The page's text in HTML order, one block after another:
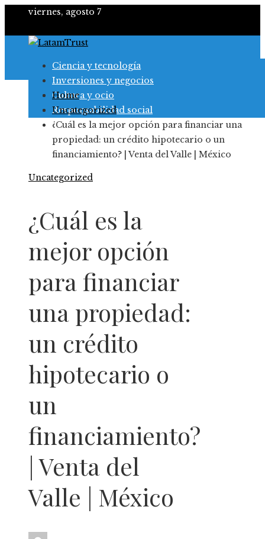
viernes, agosto 7
Ciencia y tecnología
Inversiones y negocios
Cultura y ocio
Responsabilidad social
Home
Uncategorized
¿Cuál es la mejor opción para financiar una
propiedad: un crédito hipotecario o un
financiamiento? | Venta del Valle | México
Uncategorized
¿Cuál es la
mejor opción
para financiar
una propiedad:
un crédito
hipotecario o
un
financiamiento?
| Venta del
Valle | México